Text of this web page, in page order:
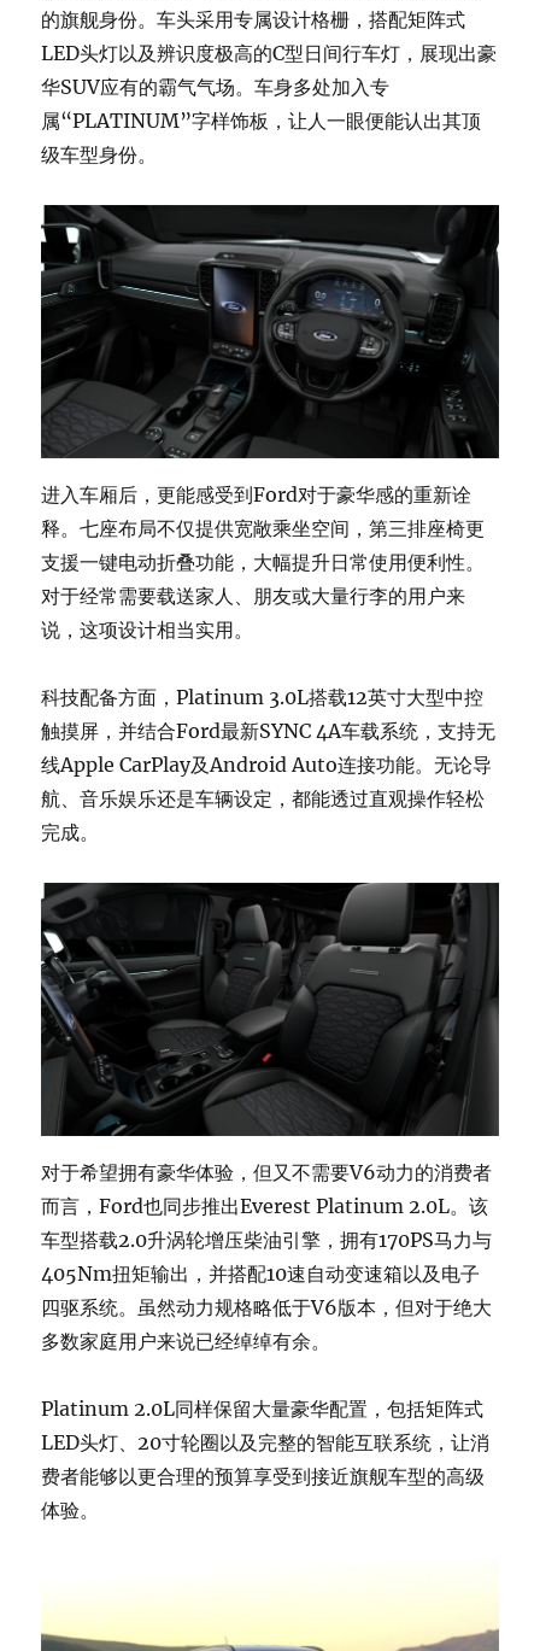
的旗舰身份。车头采用专属设计格栅，搭配矩阵式
LED头灯以及辨识度极高的C型日间行车灯，展现出豪
华SUV应有的霸气气场。车身多处加入专
属“PLATINUM”字样饰板，让人一眼便能认出其顶
级车型身份。
进入车厢后，更能感受到Ford对于豪华感的重新诠
释。七座布局不仅提供宽敞乘坐空间，第三排座椅更
支援一键电动折叠功能，大幅提升日常使用便利性。
对于经常需要载送家人、朋友或大量行李的用户来
说，这项设计相当实用。
科技配备方面，Platinum 3.0L搭载12英寸大型中控
触摸屏，并结合Ford最新SYNC 4A车载系统，支持无
线Apple CarPlay及Android Auto连接功能。无论导
航、音乐娱乐还是车辆设定，都能透过直观操作轻松
完成。
对于希望拥有豪华体验，但又不需要V6动力的消费者
而言，Ford也同步推出Everest Platinum 2.0L。该
车型搭载2.0升涡轮增压柴油引擎，拥有170PS马力与
405Nm扭矩输出，并搭配10速自动变速箱以及电子
四驱系统。虽然动力规格略低于V6版本，但对于绝大
多数家庭用户来说已经绰绰有余。
Platinum 2.0L同样保留大量豪华配置，包括矩阵式
LED头灯、20寸轮圈以及完整的智能互联系统，让消
费者能够以更合理的预算享受到接近旗舰车型的高级
体验。